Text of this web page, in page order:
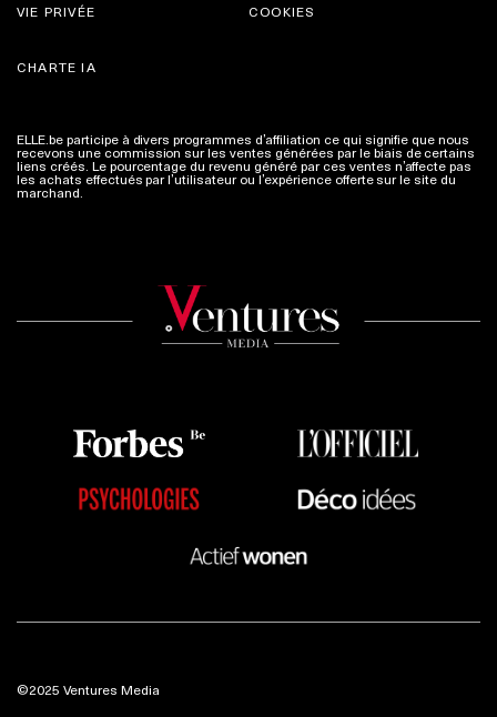
VIE PRIVÉE
CHARTE IA
COOKIES
ELLE.be participe à divers programmes d’affiliation ce qui signifie que nous
recevons une commission sur les ventes générées par le biais de certains
liens créés. Le pourcentage du revenu généré par ces ventes n’affecte pas
les achats effectués par l’utilisateur ou l’expérience offerte sur le site du
marchand. Plus d'infos
©2025 Ventures Media